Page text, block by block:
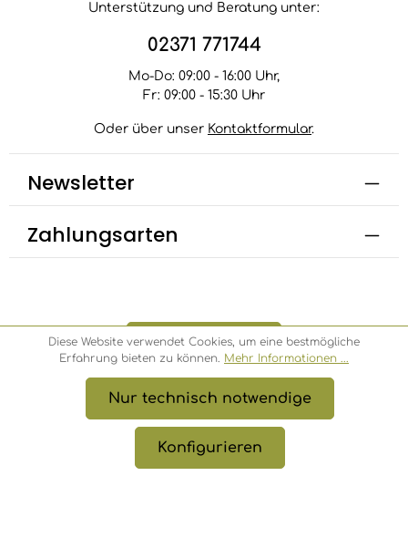
Unterstützung und Beratung unter:
02371 771744
Mo-Do: 09:00 - 16:00 Uhr,
Fr: 09:00 - 15:30 Uhr
Oder über unser Kontaktformular.
Newsletter
Zahlungsarten
Bestellung widerrufen
© 2026 Bambusbörse
* Alle Preise inkl. gesetzl. Mehrwertsteuer zzgl.
Versandkosten, wenn nicht anders angegeben.
Diese Website verwendet Cookies, um eine bestmögliche
Erfahrung bieten zu können. Mehr Informationen ...
Nur technisch notwendige
Konfigurieren